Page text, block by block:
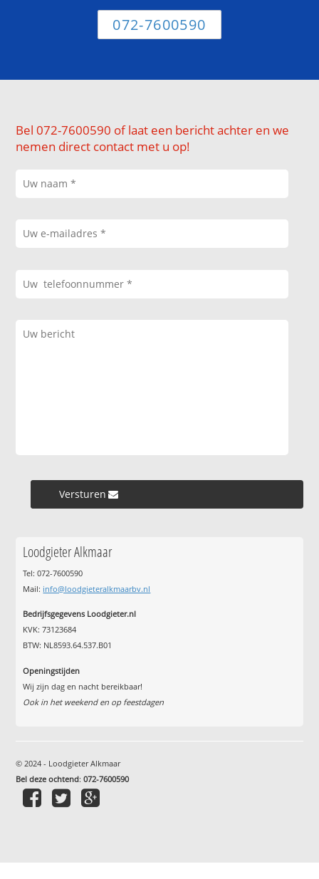
072-7600590
Bel 072-7600590 of laat een bericht achter en we
nemen direct contact met u op!
Versturen »
Loodgieter Alkmaar
Tel: 072-7600590
Mail: info@loodgieteralkmaarbv.nl
Bedrijfsgegevens Loodgieter.nl
KVK: 73123684
BTW: NL8593.64.537.B01
Openingstijden
Wij zijn dag en nacht bereikbaar!
Ook in het weekend en op feestdagen
© 2024 - Loodgieter Alkmaar
Bel deze ochtend:072-7600590